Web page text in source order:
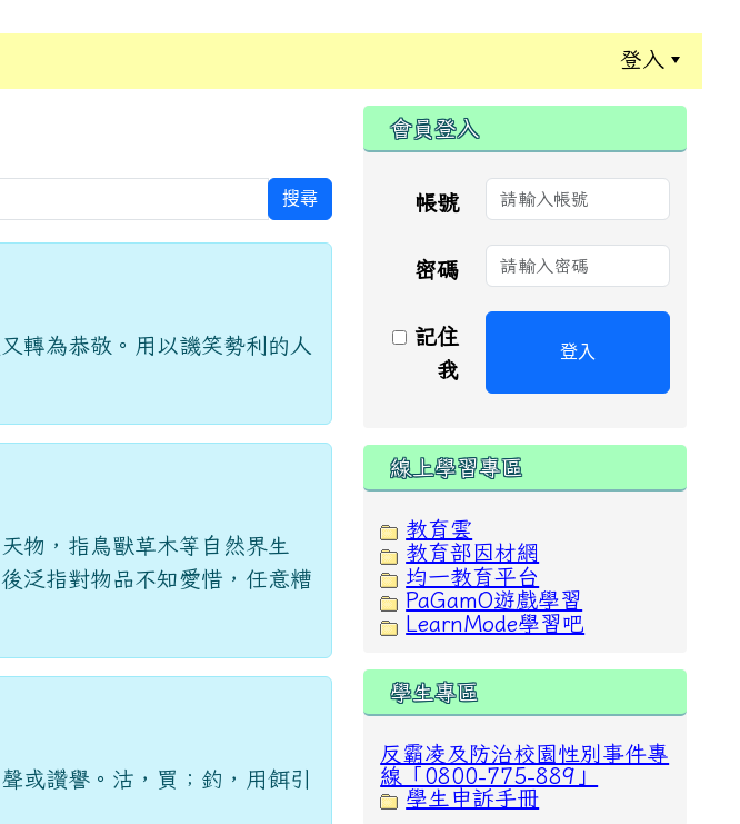
登入
搜尋
轉為恭敬。用以譏笑勢利的人
物，指鳥獸草木等自然界生
泛指對物品不知愛惜，任意糟
或讚譽。沽，買；釣，用餌引
:::
會員登入
帳號
密碼
記住
我
登入
線上學習專區
教育雲
教育部因材網
均一教育平台
PaGamO遊戲學習
LearnMode學習吧
學生專區
反霸凌及防治校園性別事件專
線「0800-775-889」
學生申訴手冊